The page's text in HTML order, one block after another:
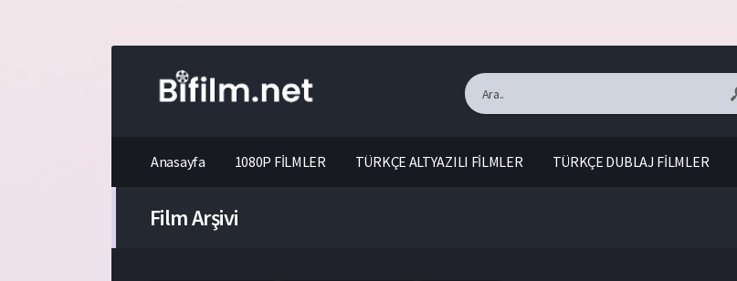
Anasayfa 1080P FİLMLER TÜRKÇE ALTYAZILI FİLMLER TÜRKÇE DUBLAJ FİLMLER
Film Arşivi